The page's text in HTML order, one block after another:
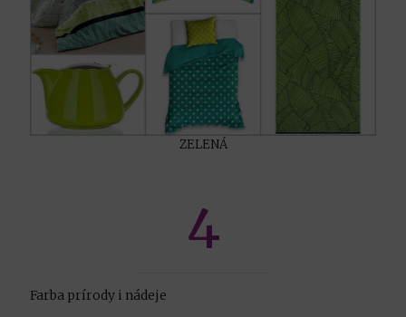
ZELENÁ
4
Farba prírody i nádeje